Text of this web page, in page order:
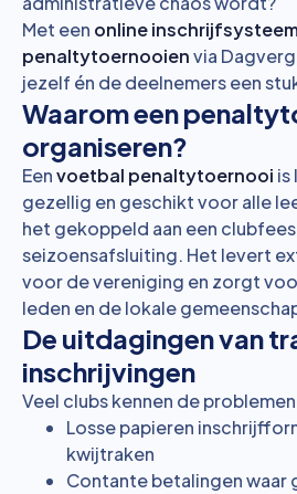
Met een online
penaltytoernooienvia
jezelf én de deelnemers een
Waarom een
organiseren?
Eenvoetbal penaltytoernooi is
gezellig en geschikt voor alle
het gekoppeld aan een
seizoensafsluiting. Het levert
voor de vereniging en zorgt
leden en de lokale
De uitdagingen van
inschrijvingen
Veel clubs kennen de
Losse papieren
kwijtraken
Contante betalingen waar